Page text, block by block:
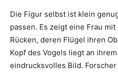
Die Figur selbst ist klein
passen. Es zeigt eine Frau
Rücken, deren Flügel ihren
Kopf des Vogels liegt an
eindrucksvolles Bild.